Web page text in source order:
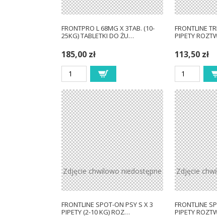
FRONTPRO L 68MG X 3TAB. (10-
25KG) TABLETKI DO ŻU…
185,00 zł
FRONTLINE
PIPETY
113,50 zł
Zdjęcie chwilowo niedostępne
FRONTLINE SPOT-ON PSY S X 3
PIPETY (2-10 KG) ROZ…
Zdjęcie
FRONTLINE
PIPETY